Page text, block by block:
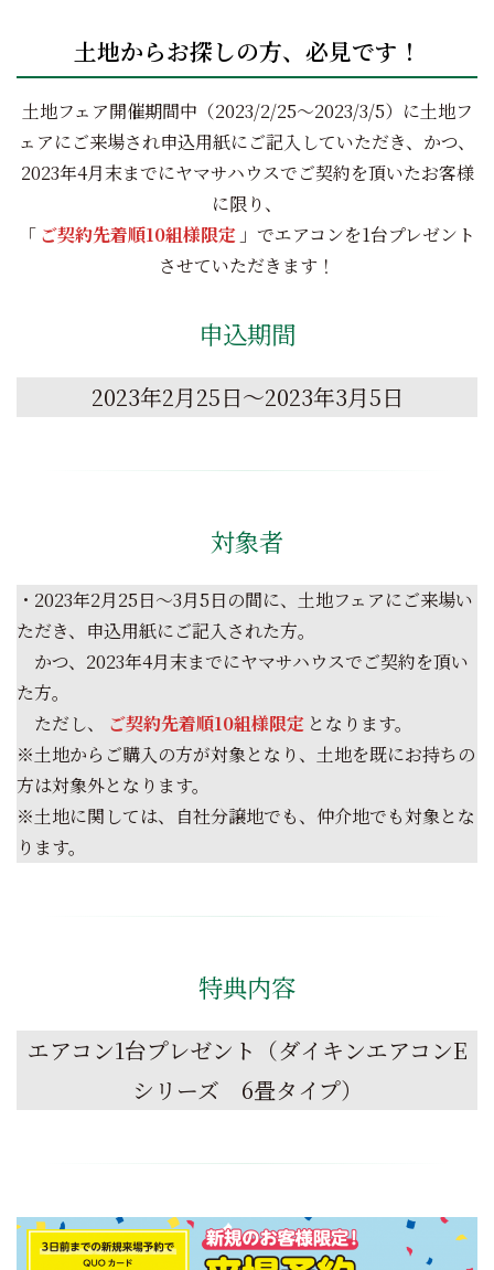
土地からお探しの方、必見です！
土地フェア開催期間中（2023/2/25～2023/3/5）に土地フ
ェアにご来場され申込用紙にご記入していただき、かつ、
2023年4月末までにヤマサハウスでご契約を頂いたお客様
に限り、
「 ご契約先着順10組様限定 」でエアコンを1台プレゼント
させていただきます！
申込期間
2023年2月25日～2023年3月5日
対象者
・2023年2月25日～3月5日の間に、土地フェアにご来場い
ただき、申込用紙にご記入された方。
かつ、2023年4月末までにヤマサハウスでご契約を頂い
た方。
ただし、
ご契約先着順10組様限定 となります。
※土地からご購入の方が対象となり、土地を既にお持ちの
方は対象外となります。
※土地に関しては、自社分譲地でも、仲介地でも対象とな
ります。
特典内容
エアコン1台プレゼント（ダイキンエアコンE
シリーズ 6畳タイプ）